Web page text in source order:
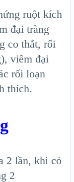
ruột kích
đại tràng
co thắt, rối
viêm đại
rối loạn
thích.
2 lần, khi có
2